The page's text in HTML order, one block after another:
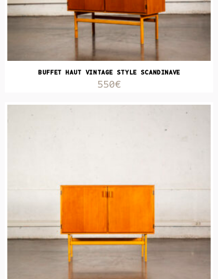
BUFFET HAUT VINTAGE STYLE SCANDINAVE
550€